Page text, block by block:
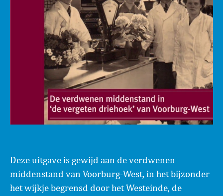
Deze uitgave is gewijd aan de verdwenen
middenstand van Voorburg-West, in het bijzonder
het wijkje begrensd door het Westeinde, de